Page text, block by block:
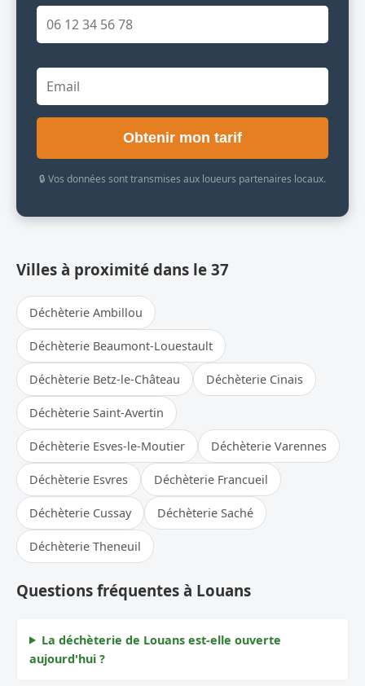
Obtenir mon tarif
🔒 Vos données sont transmises aux loueurs partenaires locaux.
Villes à proximité dans le 37
Déchèterie Ambillou
Déchèterie Beaumont-Louestault
Déchèterie Betz-le-Château Déchèterie Cinais
Déchèterie Saint-Avertin
Déchèterie Esves-le-Moutier Déchèterie Varennes
Déchèterie Esvres Déchèterie Francueil
Déchèterie Cussay Déchèterie Saché
Déchèterie Theneuil
Questions fréquentes à Louans
La déchèterie de Louans est-elle ouverte
aujourd'hui ?